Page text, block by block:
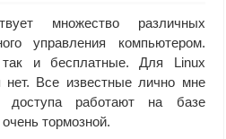
множество различных
управления компьютером.
и бесплатные. Для Linux
нет. Все известные лично мне
доступа работают на базе
тормозной.